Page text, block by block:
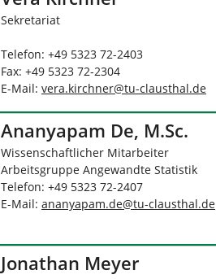
Sekretariat
Telefon: +49 5323 72-2403
Fax: +49 5323 72-2304
E-Mail: vera.kirchner@tu-clausthal.de
Ananyapam De, M.Sc.
Wissenschaftlicher Mitarbeiter
Arbeitsgruppe Angewandte Statistik
Telefon: +49 5323 72-2407
E-Mail: ananyapam.de@tu-clausthal.de
Jonathan Meyer